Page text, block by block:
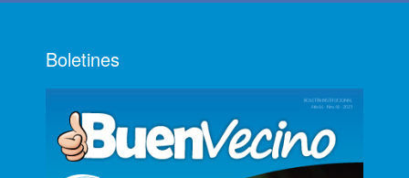
Boletines